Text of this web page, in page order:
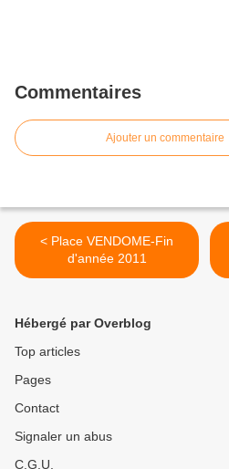
Commentaires
Ajouter un commentaire
< Place VENDOME-Fin
d'année 2011
Hébergé par Overblog
Top articles
Pages
Contact
Signaler un abus
C.G.U.